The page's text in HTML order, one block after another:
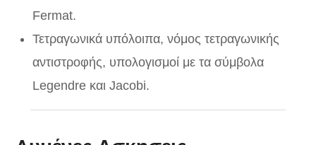
Fermat.
Τετραγωνικά υπόλοιπα, νόμος τετραγωνικής
αντιστροφής, υπολογισμοί με τα σύμβολα
Legendre και Jacobi.